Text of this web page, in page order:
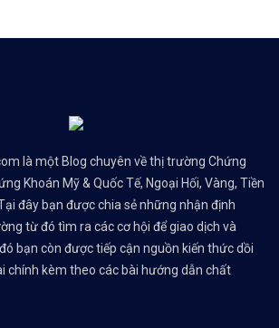
là một Blog chuyên về thị trường Chứng
Khoán Mỹ & Quốc Tế, Ngoại Hối, Vàng, Tiền
đây bạn được chia sẻ những nhận định
từ đó tìm ra các cơ hội để giao dịch và
bạn còn được tiếp cận nguồn kiến thức dồi
chính kèm theo các bài hướng dẫn chất